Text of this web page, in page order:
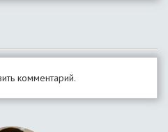
комментарий.